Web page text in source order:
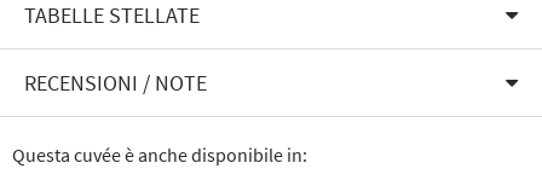
TABELLE STELLATE
RECENSIONI / NOTE
Questa cuvée è anche disponibile in: